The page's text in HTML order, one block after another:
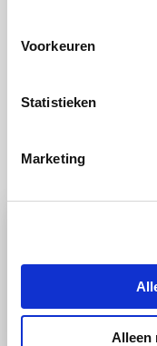
Voorkeuren
Statistieken
Marketing
Alleen
Ook lekker